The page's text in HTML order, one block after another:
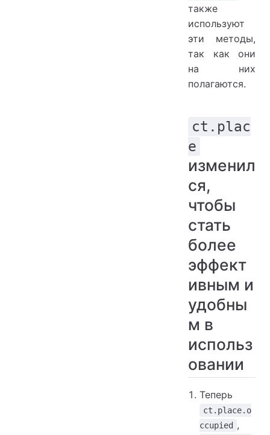
также
используют
эти методы,
так как они
на них
полагаются.
ct.plac
e
изменил
ся,
чтобы
стать
более
эффект
ивным и
удобны
м в
использ
овании
Теперь
ct.place.o
ccupied ,